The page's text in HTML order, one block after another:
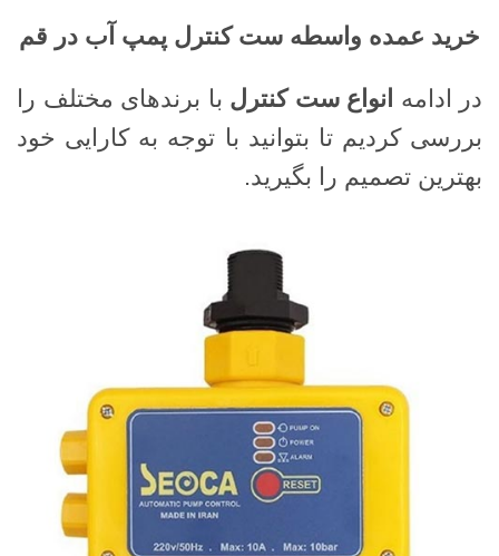
خرید عمده واسطه ست کنترل پمپ آب در قم
در ادامه انواع ست کنترل با برندهای مختلف را
بررسی کردیم تا بتوانید با توجه به کارایی خود
بهترین تصمیم را بگیرید.